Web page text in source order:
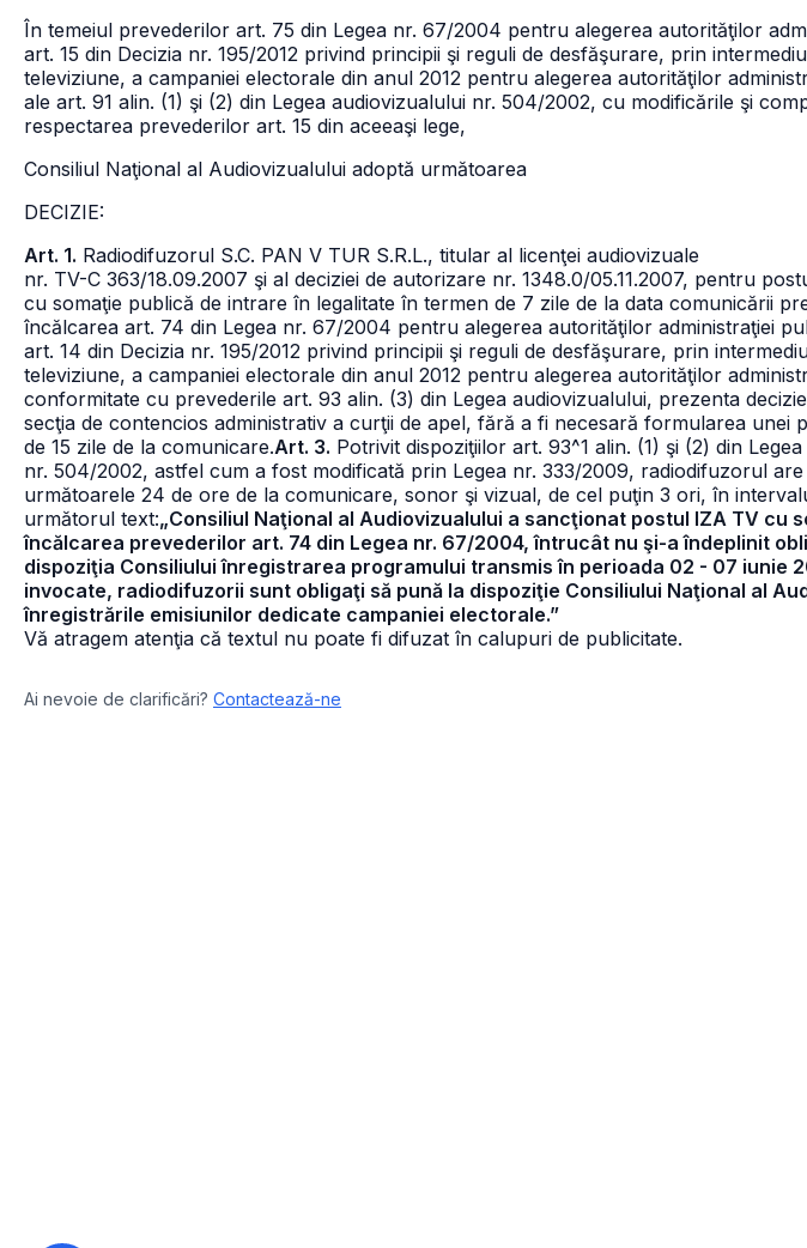
În temeiul prevederilor art. 75 din Legea nr. 67/2004 pentru alegerea autorităţilor
art. 15 din Decizia nr. 195/2012 privind principii şi reguli de desfăşurare, prin
televiziune, a campaniei electorale din anul 2012 pentru alegerea autorităţilor
ale art. 91 alin. (1) şi (2) din Legea audiovizualului nr. 504/2002, cu modificările şi
respectarea prevederilor art. 15 din aceeaşi lege,
Consiliul Naţional al Audiovizualului adoptă următoarea
DECIZIE:
Art. 1. Radiodifuzorul S.C. PAN V TUR S.R.L., titular al licenţei audiovizuale
nr. TV-C 363/18.09.2007 şi al deciziei de autorizare nr. 1348.0/05.11.2007, pentru
cu somaţie publică de intrare în legalitate în termen de 7 zile de la data comunicării
încălcarea art. 74 din Legea nr. 67/2004 pentru alegerea autorităţilor administraţiei
art. 14 din Decizia nr. 195/2012 privind principii şi reguli de desfăşurare, prin
televiziune, a campaniei electorale din anul 2012 pentru alegerea autorităţilor
conformitate cu prevederile art. 93 alin. (3) din Legea audiovizualului, prezenta
secţia de contencios administrativ a curţii de apel, fără a fi necesară formularea unei
de 15 zile de la comunicare.Art. 3. Potrivit dispoziţiilor art. 93^1 alin. (1) şi (2) din Legea
nr. 504/2002, astfel cum a fost modificată prin Legea nr. 333/2009, radiodifuzorul
următoarele 24 de ore de la comunicare, sonor şi vizual, de cel puţin 3 ori, în
următorul text:„Consiliul Naţional al Audiovizualului a sancţionat postul IZA TV cu
încălcarea prevederilor art. 74 din Legea nr. 67/2004, întrucât nu şi-a îndeplinit
dispoziţia Consiliului înregistrarea programului transmis în perioada 02 - 07 iunie
invocate, radiodifuzorii sunt obligaţi să pună la dispoziţie Consiliului Naţional al
înregistrările emisiunilor dedicate campaniei electorale.”
Vă atragem atenţia că textul nu poate fi difuzat în calupuri de publicitate.
Ai nevoie de clarificări? Contactează-ne